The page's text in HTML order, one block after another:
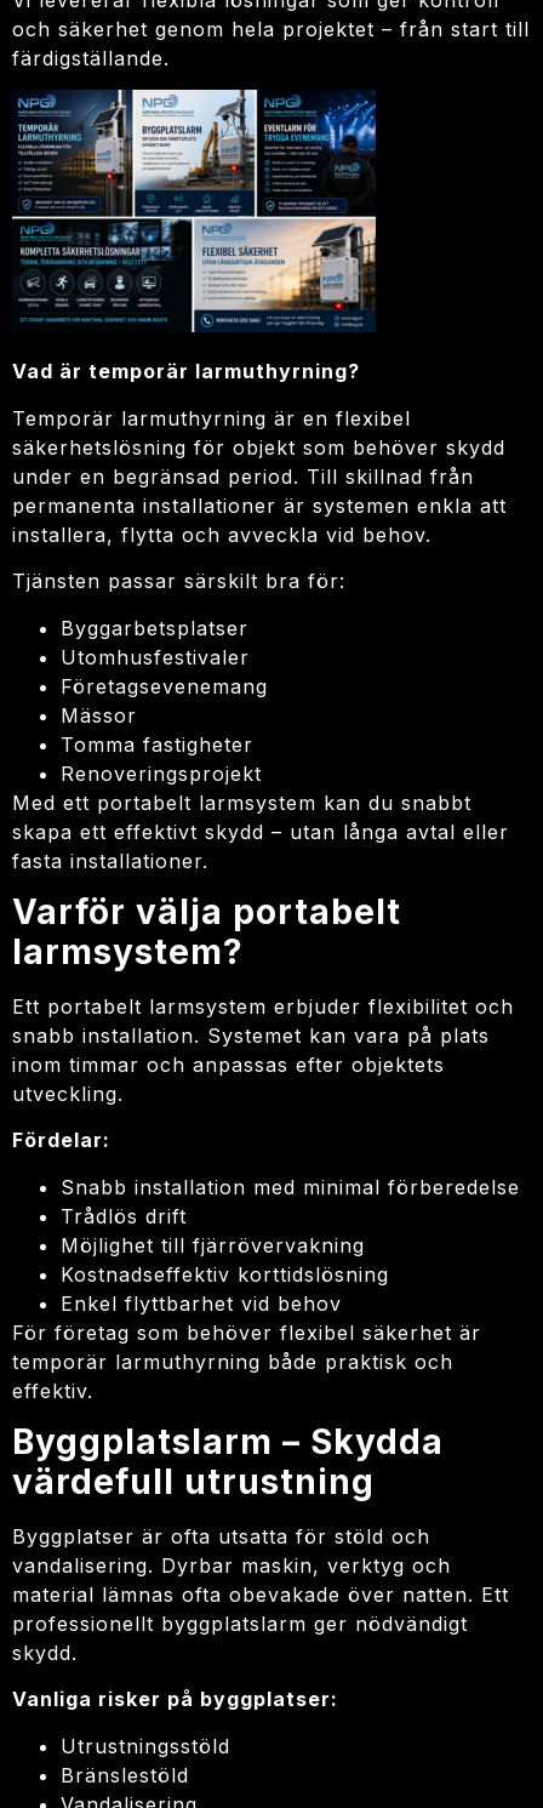
och säkerhet genom hela projektet – från start till
färdigställande.
Vad är temporär larmuthyrning?
Temporär larmuthyrning är en flexibel
säkerhetslösning för objekt som behöver skydd
under en begränsad period. Till skillnad från
permanenta installationer är systemen enkla att
installera, flytta och avveckla vid behov.
Tjänsten passar särskilt bra för:
Byggarbetsplatser
Utomhusfestivaler
Företagsevenemang
Mässor
Tomma fastigheter
Renoveringsprojekt
Med ett portabelt larmsystem kan du snabbt
skapa ett effektivt skydd – utan långa avtal eller
fasta installationer.
Varför välja portabelt
larmsystem?
Ett portabelt larmsystem erbjuder flexibilitet och
snabb installation. Systemet kan vara på plats
inom timmar och anpassas efter objektets
utveckling.
Fördelar:
Snabb installation med minimal förberedelse
Trådlös drift
Möjlighet till fjärrövervakning
Kostnadseffektiv korttidslösning
Enkel flyttbarhet vid behov
För företag som behöver flexibel säkerhet är
temporär larmuthyrning både praktisk och
effektiv.
Byggplatslarm – Skydda
värdefull utrustning
Byggplatser är ofta utsatta för stöld och
vandalisering. Dyrbar maskin, verktyg och
material lämnas ofta obevakade över natten. Ett
professionellt byggplatslarm ger nödvändigt
skydd.
Vanliga risker på byggplatser:
Utrustningsstöld
Bränslestöld